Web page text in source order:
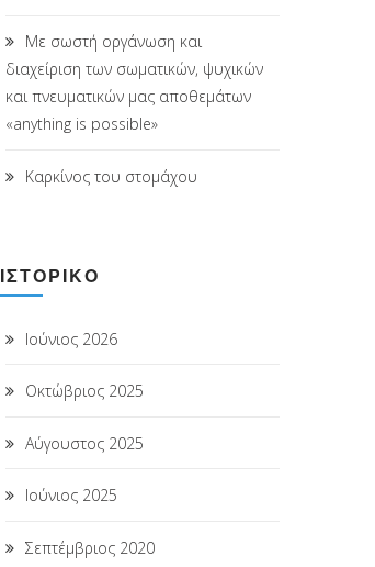
Με σωστή οργάνωση και
διαχείριση των σωματικών, ψυχικών
και πνευματικών μας αποθεμάτων
«anything is possible»
Καρκίνος του στομάχου
ΙΣΤΟΡΙΚΌ
Ιούνιος 2026
Οκτώβριος 2025
Αύγουστος 2025
Ιούνιος 2025
Σεπτέμβριος 2020